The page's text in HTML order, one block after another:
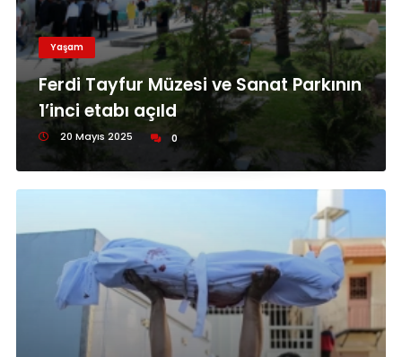
Yaşam
Ferdi Tayfur Müzesi ve Sanat Parkının
1’inci etabı açıld
20 Mayıs 2025 0